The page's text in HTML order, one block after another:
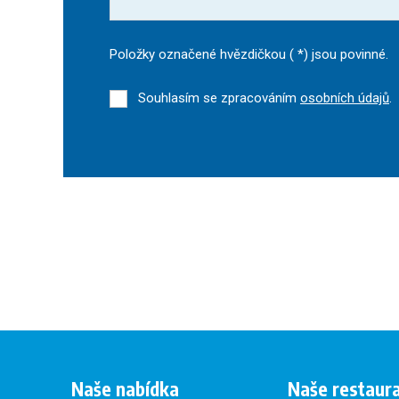
Položky označené hvězdičkou ( *) jsou povinné.
Souhlasím se zpracováním osobních údajů.
Naše nabídka Naše